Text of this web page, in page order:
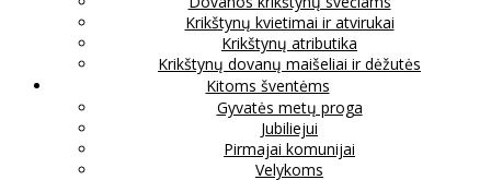
Krikštynų kvietimai ir atvirukai
Krikštynų atributika
Krikštynų dovanų maišeliai ir dėžutės
Kitoms šventėms
Gyvatės metų proga
Jubiliejui
Pirmajai komunijai
Velykoms